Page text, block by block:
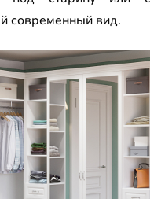
современный вид.